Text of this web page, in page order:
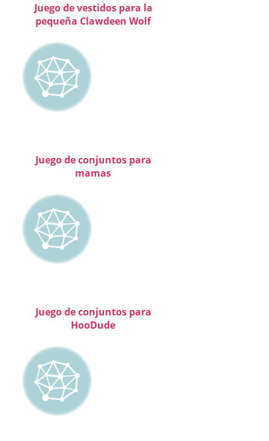
Juego de vestidos para la
pequeña Clawdeen Wolf
Juego de conjuntos para
mamas
Juego de conjuntos para
HooDude